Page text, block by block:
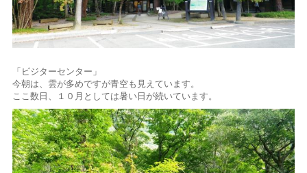
「ビジターセンター」
今朝は、雲が多めですが青空も見えています。
ここ数日、１０月としては暑い日が続いています。